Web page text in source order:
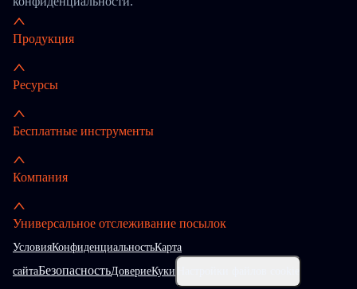
Продукция
Ресурсы
Бесплатные инструменты
Компания
Универсальное отслеживание посылок
УсловияКонфиденциальностьКарта
сайтаБезопасностьДовериеКуки